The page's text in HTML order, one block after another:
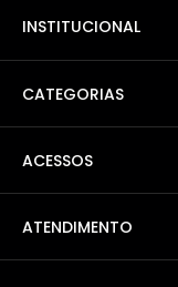
INSTITUCIONAL
CATEGORIAS
ACESSOS
ATENDIMENTO